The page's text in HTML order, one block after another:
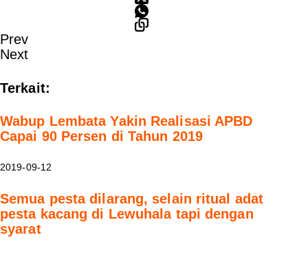
Prev
Next
Terkait:
Wabup Lembata Yakin Realisasi APBD
Capai 90 Persen di Tahun 2019
2019-09-12
Semua pesta dilarang, selain ritual adat
pesta kacang di Lewuhala tapi dengan
syarat